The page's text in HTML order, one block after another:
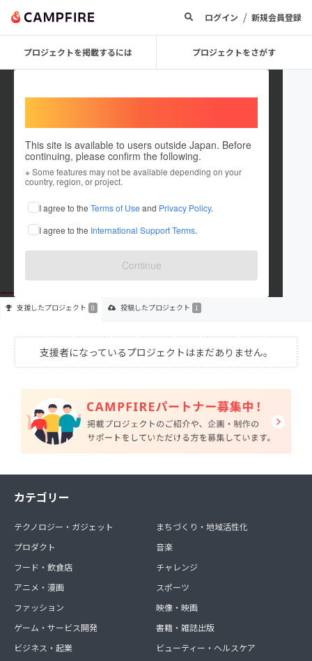
ログイン / 新規会員登録
プロジェクトを掲載するには プロジェクトをさがす
This site is available to users outside Japan. Before
continuing, please confirm the following.
※ Some features may not be available depending on your
country, region, or project.
I agree to the Terms of Use and Privacy Policy.
I agree to the International Support Terms.
Continue
syokubutuenoz
これまでに1件のプロジェクトを投稿しています
在住国：日本 現在地：静岡県
出身国：日本 出身地：静岡県
支援したプロジェクト 0 投稿したプロジェクト 1
支援者になっているプロジェクトはまだありません。
カテゴリー
テクノロジー・ガジェット
プロダクト
フード・飲食店
アニメ・漫画
ファッション
ゲーム・サービス開発
ビジネス・起業
まちづくり・地域活性化
音楽
チャレンジ
スポーツ
映像・映画
書籍・雑誌出版
ビューティー・ヘルスケア